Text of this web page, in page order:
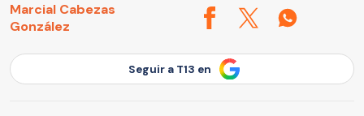
Marcial Cabezas
González
Seguir a T13 en